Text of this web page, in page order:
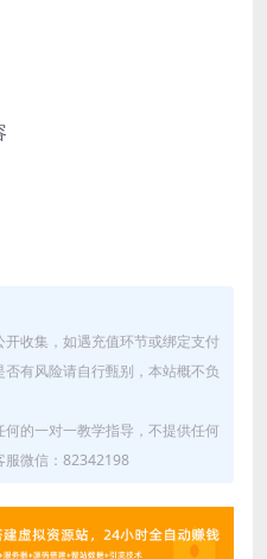
收集，如遇充值环节或绑定支付
有风险请自行甄别，本站概不负
的一对一教学指导，不提供任何
服微信：82342198